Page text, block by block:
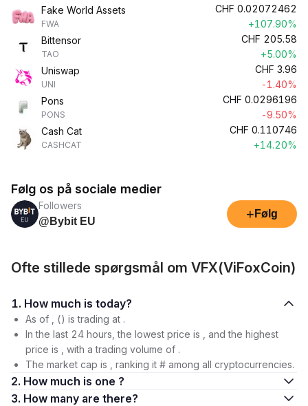
Fake World Assets
FWA
CHF 0.02072462
+107.90%
Bittensor
TAO
CHF 205.58
+5.00%
Uniswap
UNI
CHF 3.96
-1.40%
Pons
PONS
CHF 0.0296196
-9.50%
Cash Cat
CASHCAT
CHF 0.110746
+14.20%
Følg os på sociale medier
Followers
@Bybit EU
+ Følg
Ofte stillede spørgsmål om VFX(ViFoxCoin)
1. How much is today?
As of , () is trading at .
In the last 24 hours, the lowest price is , and the highest
price is , with a trading volume of .
The market cap is , ranking it # among all cryptocurrencies.
2. How much is one ?
3. How many are there?